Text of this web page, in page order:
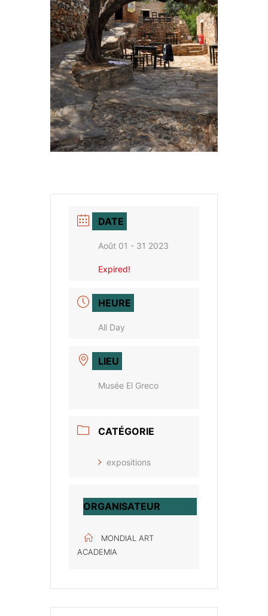
DATE
Août 01 - 31 2023
Expired!
HEURE
All Day
LIEU
Musée El Greco
CATÉGORIE
expositions
ORGANISATEUR
MONDIAL ART
ACADEMIA